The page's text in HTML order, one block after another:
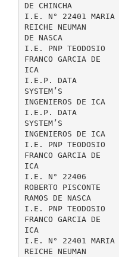
DE CHINCHA
I.E. N° 22401 MARIA
REICHE NEUMAN
DE NASCA
I.E. PNP TEODOSIO
FRANCO GARCIA DE
ICA
I.E.P. DATA
SYSTEM’S
INGENIEROS DE ICA
I.E.P. DATA
SYSTEM’S
INGENIEROS DE ICA
I.E. PNP TEODOSIO
FRANCO GARCIA DE
ICA
I.E. N° 22406
ROBERTO PISCONTE
RAMOS DE NASCA
I.E. PNP TEODOSIO
FRANCO GARCIA DE
ICA
I.E. N° 22401 MARIA
REICHE NEUMAN